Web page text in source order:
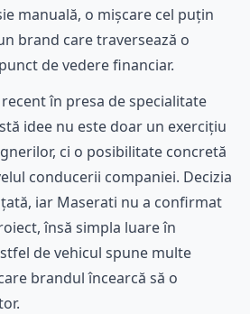
manuală, o mișcare cel puțin
brand care traversează o
de vedere financiar.
în presa de specialitate
idee nu este doar un exercițiu
ci o posibilitate concretă
conducerii companiei. Decizia
iar Maserati nu a confirmat
însă simpla luare în
de vehicul spune multe
brandul încearcă să o